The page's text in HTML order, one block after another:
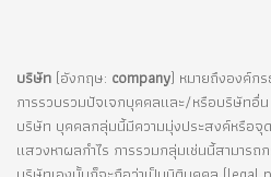
บริษัท (อังกฤษ: company) หมายถึงองค์ก
การรวบรวมปัจเจกบุคคลและ/หรือบริษัทอื่
บริษัท บุคคลกลุ่มนี้มีความมุ่งประสงค์หรือจุ
แสวงหาผลกำไร การรวมกลุ่มเช่นนี้สามารถ